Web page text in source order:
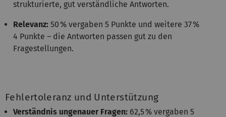
strukturierte, gut verständliche Antworten.
Relevanz: 50 % vergaben 5 Punkte und weitere 37 %
4 Punkte – die Antworten passen gut zu den
Fragestellungen.
Fehlertoleranz und Unterstützung
Verständnis ungenauer Fragen: 62,5 % vergaben 5